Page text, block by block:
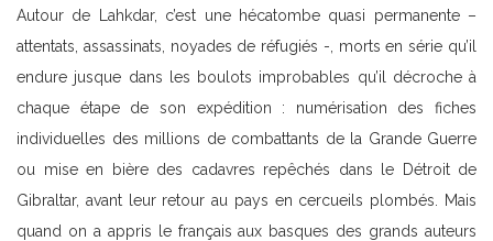
Autour de Lahkdar, c’est une hécatombe quasi permanente –
attentats, assassinats, noyades de réfugiés -, morts en série qu’il
endure jusque dans les boulots improbables qu’il décroche à
chaque étape de son expédition : numérisation des fiches
individuelles des millions de combattants de la Grande Guerre
ou mise en bière des cadavres repêchés dans le Détroit de
Gibraltar, avant leur retour au pays en cercueils plombés. Mais
quand on a appris le français aux basques des grands auteurs